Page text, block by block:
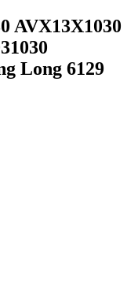
AVX13X1030
Long 6129